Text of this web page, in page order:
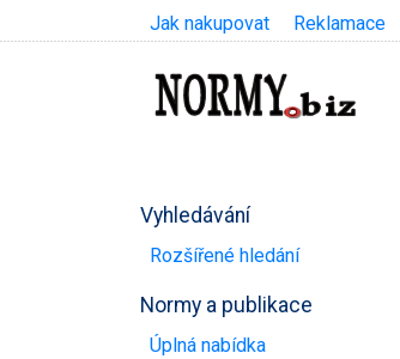
Jak nakupovat Reklamace
Vyhledávání
Rozšířené hledání
Normy a publikace
Úplná nabídka